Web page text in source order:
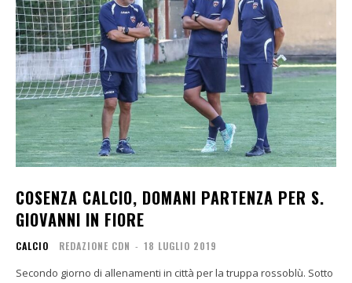
COSENZA CALCIO, DOMANI PARTENZA PER S.
GIOVANNI IN FIORE
CALCIO REDAZIONE CDN - 18 LUGLIO 2019
Secondo giorno di allenamenti in città per la truppa rossoblù. Sotto